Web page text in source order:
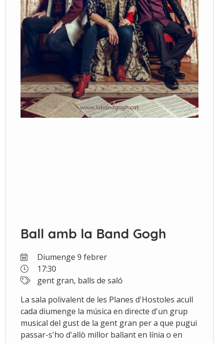
Ball amb la Band Gogh
Diumenge 9 febrer
17:30
gent gran, balls de saló
La sala polivalent de les Planes d'Hostoles acull
cada diumenge la música en directe d'un grup
musical del gust de la gent gran per a que pugui
passar-s'ho d'allò millor ballant en línia o en